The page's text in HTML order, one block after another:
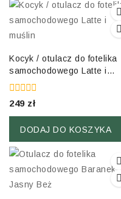
Kocyk / otulacz do fotelika
samochodowego Latte i
muślin
0
of
249 zł
DODAJ DO KOSZYKA